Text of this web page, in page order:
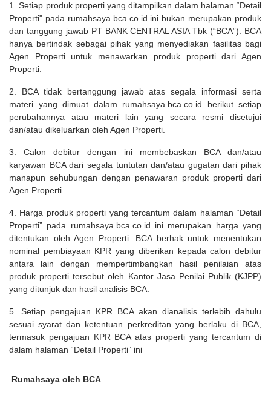
1. Setiap produk properti yang ditampilkan dalam halaman “Detail
Properti" pada rumahsaya.bca.co.id ini bukan merupakan produk
dan tanggung jawab PT BANK CENTRAL ASIA Tbk (“BCA”). BCA
hanya bertindak sebagai pihak yang menyediakan fasilitas bagi
Agen Properti untuk menawarkan produk properti dari Agen
Properti.
2. BCA tidak bertanggung jawab atas segala informasi serta
materi yang dimuat dalam rumahsaya.bca.co.id berikut setiap
perubahannya atau materi lain yang secara resmi disetujui
dan/atau dikeluarkan oleh Agen Properti.
3. Calon debitur dengan ini membebaskan BCA dan/atau
karyawan BCA dari segala tuntutan dan/atau gugatan dari pihak
manapun sehubungan dengan penawaran produk properti dari
Agen Properti.
4. Harga produk properti yang tercantum dalam halaman “Detail
Properti” pada rumahsaya.bca.co.id ini merupakan harga yang
ditentukan oleh Agen Properti. BCA berhak untuk menentukan
nominal pembiayaan KPR yang diberikan kepada calon debitur
antara lain dengan mempertimbangkan hasil penilaian atas
produk properti tersebut oleh Kantor Jasa Penilai Publik (KJPP)
yang ditunjuk dan hasil analisis BCA.
5. Setiap pengajuan KPR BCA akan dianalisis terlebih dahulu
sesuai syarat dan ketentuan perkreditan yang berlaku di BCA,
termasuk pengajuan KPR BCA atas properti yang tercantum di
dalam halaman “Detail Properti” ini
Rumahsaya oleh BCA